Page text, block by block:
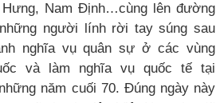
Nam Định…cùng lên đường
người lính rời tay súng sau
nghĩa vụ quân sự ở các vùng
và làm nghĩa vụ quốc tế tại
năm cuối 70. Đúng ngày này